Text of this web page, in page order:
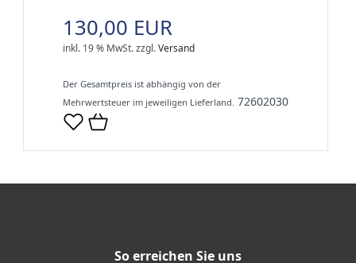
130,00 EUR
inkl. 19 % MwSt.zzgl.Versand
Der Gesamtpreis ist abhängig von der
Mehrwertsteuer im jeweiligen Lieferland. 72602030
So erreichen Sie uns